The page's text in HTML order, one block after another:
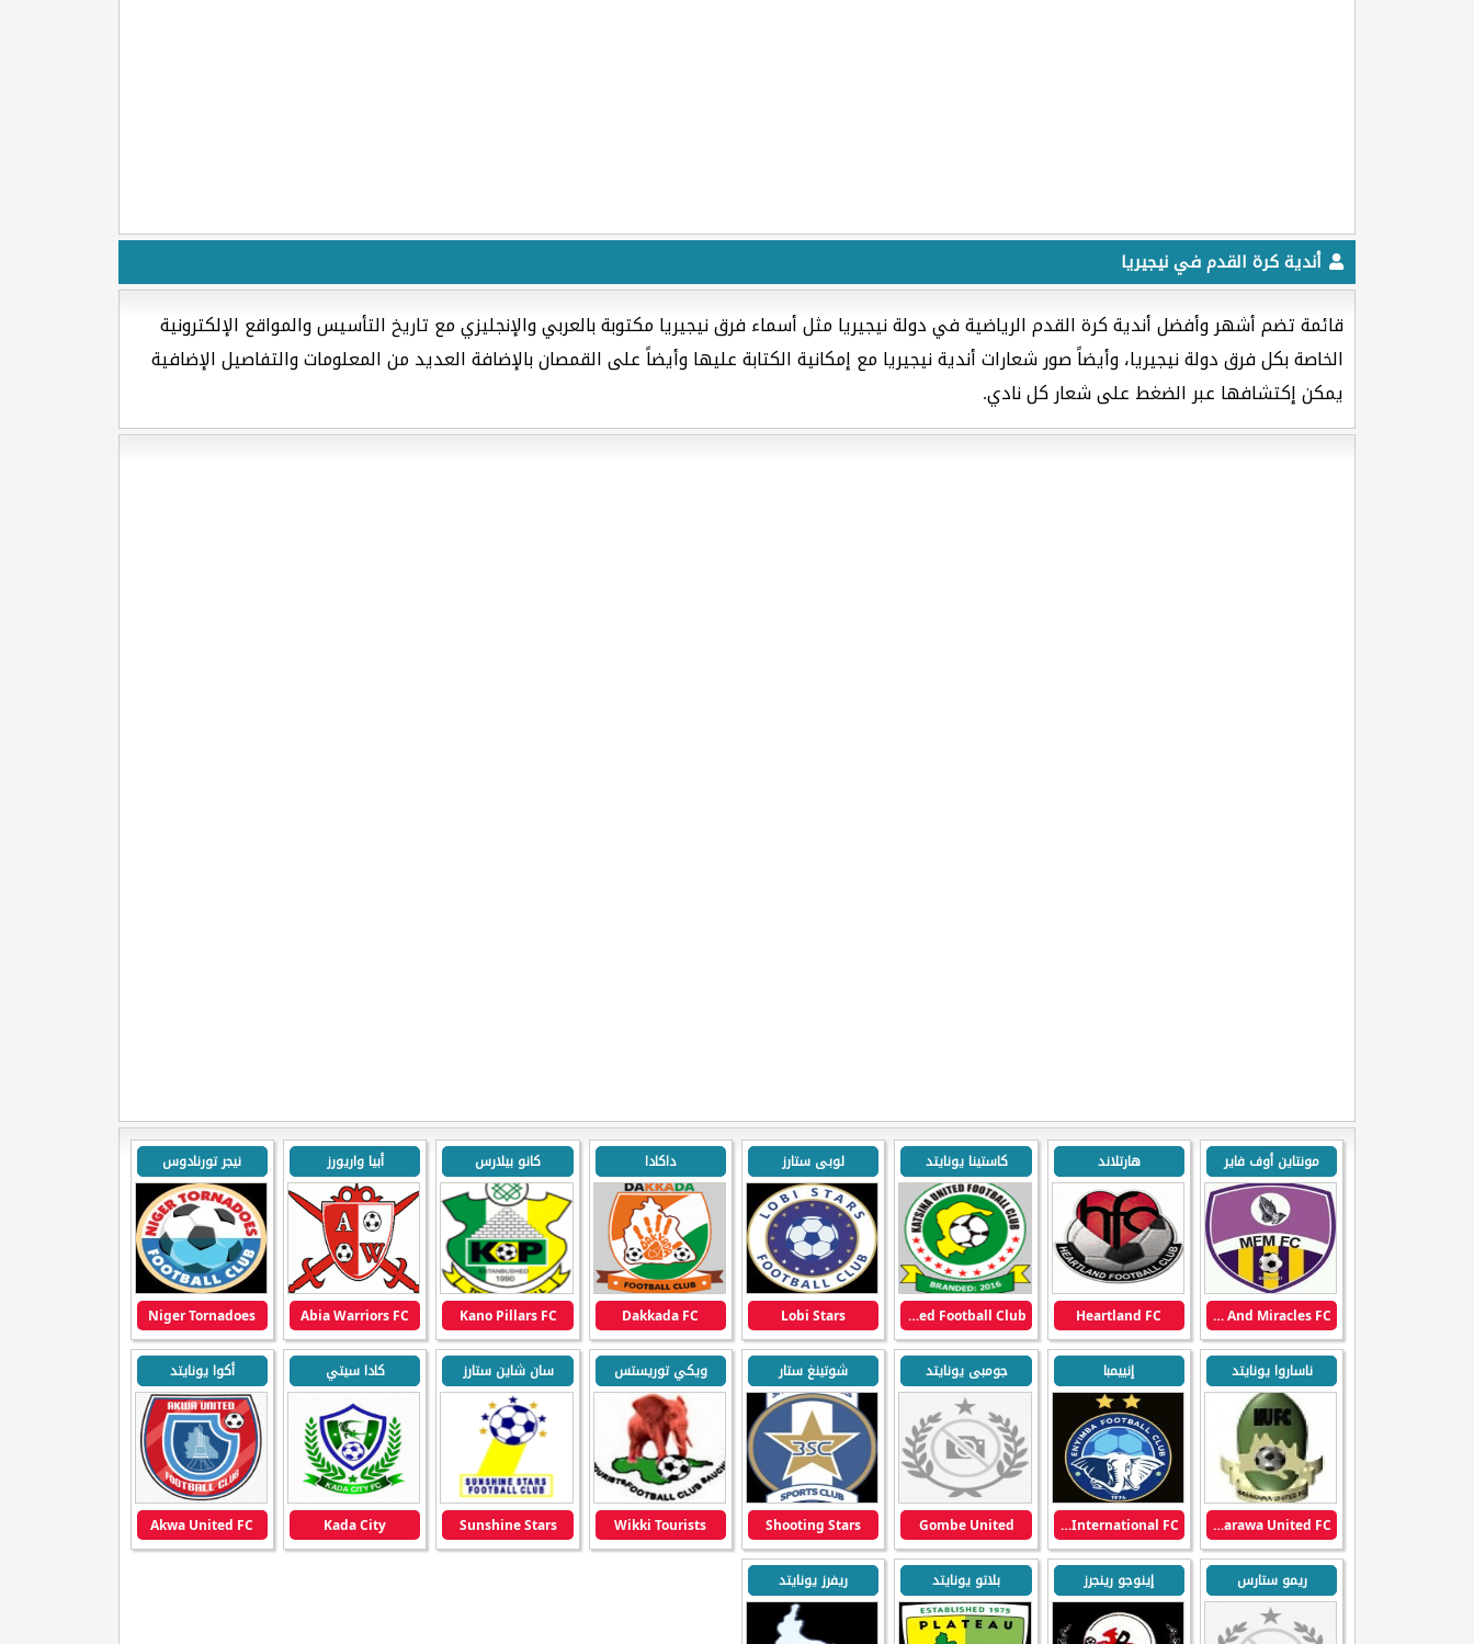
أندية كرة القدم في نيجيريا
قائمة تضم أشهر وأفضل أندية كرة القدم الرياضية في دولة نيجيريا مثل أسماء فرق نيجيريا مكتوبة بالعربي والإنجليزي مع تاريخ التأسيس والمواقع الإلكترونية
الخاصة بكل فرق دولة نيجيريا، وأيضاً صور شعارات أندية نيجيريا مع إمكانية الكتابة عليها وأيضاً على القمصان بالإضافة العديد من المعلومات والتفاصيل الإضافية
يمكن إكتشافها عبر الضغط على شعار كل نادي.
مونتاين أوف فاير
Mountain Of Fire And Miracles FC
هارتلاند
Heartland FC
كاستينا يونايتد
Katsina United Football Club
لوبى ستارز
Lobi Stars
داكادا
Dakkada FC
كانو بيلارس
Kano Pillars FC
أبيا واريورز
Abia Warriors FC
نيجر تورنادوس
Niger Tornadoes
ناساروا يونايتد
Nasarawa United FC
إنييمبا
Enyimba International FC
جومبى يونايتد
Gombe United
شوتينغ ستار
Shooting Stars
ويكي توريستس
Wikki Tourists
سان شاين ستارز
Sunshine Stars
كادا سيتي
Kada City
أكوا يونايتد
Akwa United FC
ريمو ستارس إينوجو رينجرز بلاتو يونايتد ريفرز يونايتد